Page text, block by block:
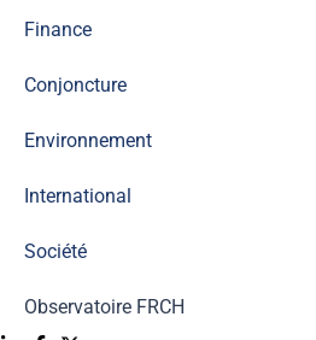
Finance
Conjoncture
Environnement
International
Société
Observatoire FRCH